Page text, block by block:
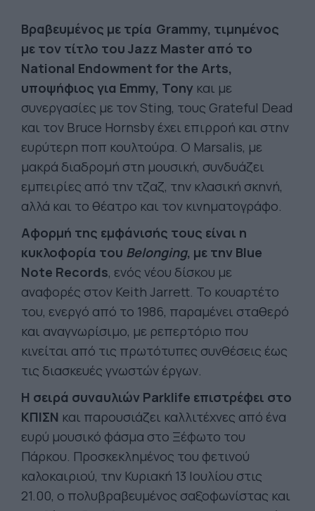
Βραβευμένος με τρία Grammy, τιμημένος
με τον τίτλο του Jazz Master από το
National Endowment for the Arts,
υποψήφιος για Emmy, Tony και με
συνεργασίες με τον Sting, τους Grateful Dead
και τον Bruce Hornsby έχει επιρροή και στην
ευρύτερη ποπ κουλτούρα. Ο Marsalis, με
μακρά διαδρομή στη μουσική, συνδυάζει
εμπειρίες από την τζαζ, την κλασική σκηνή,
αλλά και το θέατρο και τον κινηματογράφο.
Αφορμή της εμφάνισής τους είναι η
κυκλοφορία του Belonging, με την Blue
Note Records, ενός νέου δίσκου με
αναφορές στον Keith Jarrett. Το κουαρτέτο
του, ενεργό από το 1986, παραμένει σταθερό
και αναγνωρίσιμο, με ρεπερτόριο που
κινείται από τις πρωτότυπες συνθέσεις έως
τις διασκευές γνωστών έργων.
Η σειρά συναυλιών Parklife επιστρέφει στο
ΚΠΙΣΝ και παρουσιάζει καλλιτέχνες από ένα
ευρύ μουσικό φάσμα στο Ξέφωτο του
Πάρκου. Προσκεκλημένος του φετινού
καλοκαιριού, την Κυριακή 13 Ιουλίου στις
21.00, ο πολυβραβευμένος σαξοφωνίστας και